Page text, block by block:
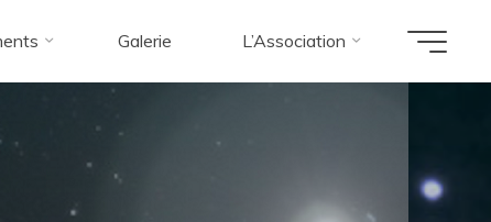
Galerie L’Association